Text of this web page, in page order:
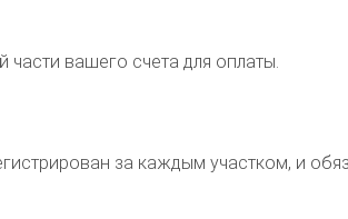
части вашего счета для оплаты.
за каждым участком, и